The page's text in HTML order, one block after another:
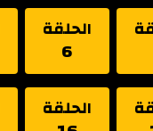
الحلقة
6
الحلقة